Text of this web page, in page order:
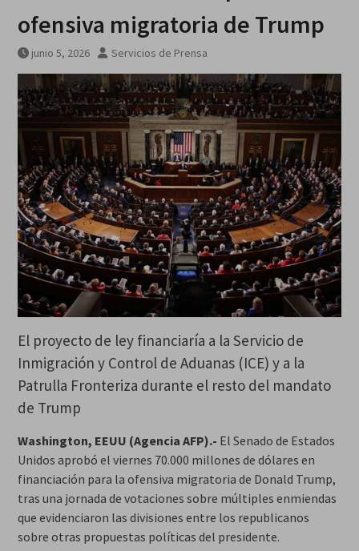
galardonados?
ofensiva migratoria de Trump
junio 5, 2026 Servicios de Prensa
El proyecto de ley financiaría a la Servicio de
Inmigración y Control de Aduanas (ICE) y a la
Patrulla Fronteriza durante el resto del mandato
de Trump
Washington, EEUU (Agencia AFP).- El Senado de Estados
Unidos aprobó el viernes 70.000 millones de dólares en
financiación para la ofensiva migratoria de Donald Trump,
tras una jornada de votaciones sobre múltiples enmiendas
que evidenciaron las divisiones entre los republicanos
sobre otras propuestas políticas del presidente.